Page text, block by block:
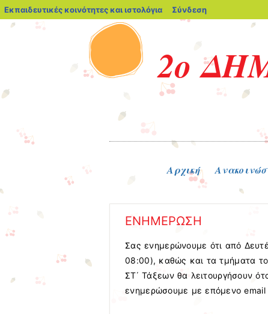
Εκπαιδευτικές κοινότητες και ιστολόγια blogs.sch.gr
Σύνδεση
2ο
Μετάβαση στο περιεχόμενο
Αρχική
ΕΝΗΜΕΡΩΣΗ
Σας ενημερώνουμε ότι από
08:00), καθώς και τα τμήματα
ΣΤ΄ Τάξεων θα λειτουργήσουν
ενημερώσουμε με επόμενο email